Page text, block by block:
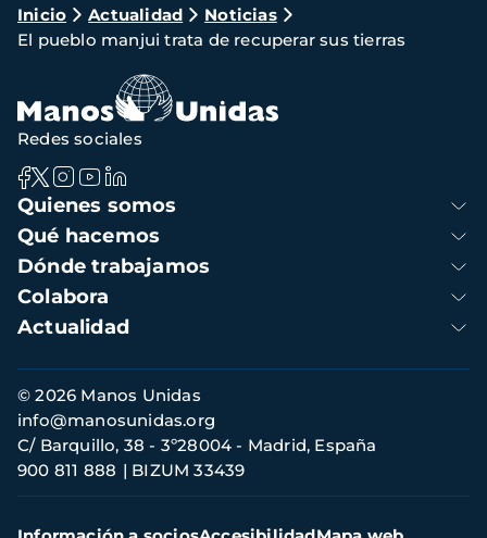
Ruta
de
navegación
Inicio Actualidad
Noticias
El pueblo manjui trata de recuperar sus tierras
Navegación
principal
Quienes somos
Qué hacemos
Dónde trabajamos
Colabora
Actualidad
Redes sociales
Información
de
contacto
© 2026 Manos Unidas
C/ Barquillo, 38 - 3º28004 - Madrid, España
900 811 888
BIZUM 33439
info@manosunidas.org
Menú